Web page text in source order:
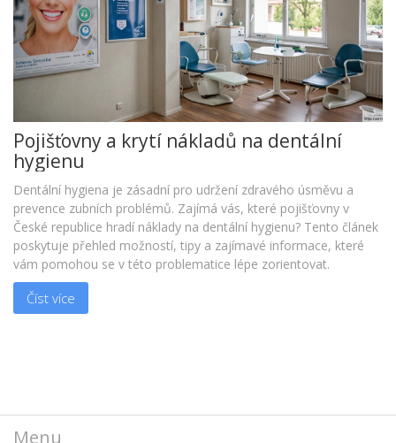
Pojišťovny a krytí nákladů na dentální
hygienu
Dentální hygiena je zásadní pro udržení zdravého úsměvu a
prevence zubních problémů. Zajímá vás, které pojišťovny v
České republice hradí náklady na dentální hygienu? Tento článek
poskytuje přehled možností, tipy a zajímavé informace, které
vám pomohou se v této problematice lépe zorientovat.
Číst více
Menu